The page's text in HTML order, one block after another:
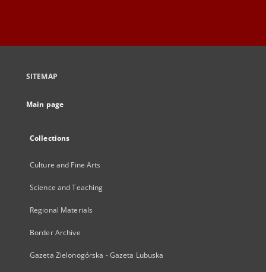
SITEMAP
Main page
Collections
Culture and Fine Arts
Science and Teaching
Regional Materials
Border Archive
Gazeta Zielonogórska - Gazeta Lubuska